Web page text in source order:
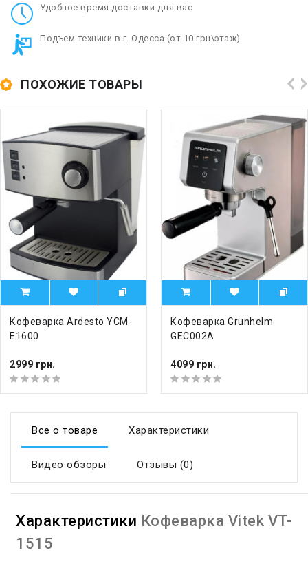
Удобное время доставки для вас
Подъем техники в г. Одесса (от 10 грн\этаж)
ПОХОЖИЕ ТОВАРЫ
Кофеварка Ardesto YCM-
E1600
2999 грн.
Кофеварка Grunhelm
GEC002A
4099 грн.
Все о товаре Характеристики
Видео обзоры Отзывы (0)
Характеристики Кофеварка Vitek VT-
1515